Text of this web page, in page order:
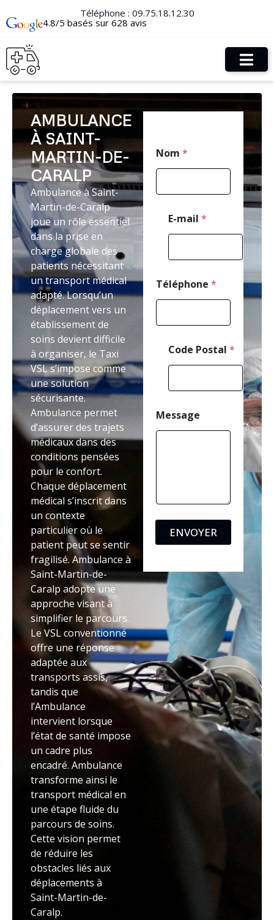
Téléphone : 09.75.18.12.30
4.8/5 basés sur 628 avis
AMBULANCE
À SAINT-
MARTIN-DE-
CARALP
Ambulance à Saint-
Martin-de-Caralp
joue un rôle essentiel
dans la prise en
charge globale des
patients nécessitant
un transport médical
adapté. Lorsqu’un
déplacement vers un
établissement de
soins devient difficile
à organiser, le Taxi
VSL s’impose comme
une solution
sécurisante.
Ambulance permet
d’assurer des trajets
médicaux dans des
conditions pensées
pour le confort.
Chaque déplacement
médical s’inscrit dans
un contexte
particulier où le
patient peut se sentir
fragilisé. Ambulance à
Saint-Martin-de-
Caralp adopte une
approche visant à
simplifier le parcours.
Le VSL conventionné
offre une réponse
adaptée aux
transports assis,
tandis que
l’Ambulance
intervient lorsque
l’état de santé impose
un cadre plus
encadré. Ambulance
transforme ainsi le
transport médical en
une étape fluide du
parcours de soins.
Cette vision permet
de réduire les
obstacles liés aux
déplacements à
Saint-Martin-de-
Caralp.
e
s
a
l
é
Nom *
E-mail *
Téléphone *
Code Postal *
Message
ENVOYER